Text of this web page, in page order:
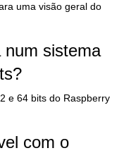
uma visão geral do
num sistema
e 64 bits do Raspberry
com o